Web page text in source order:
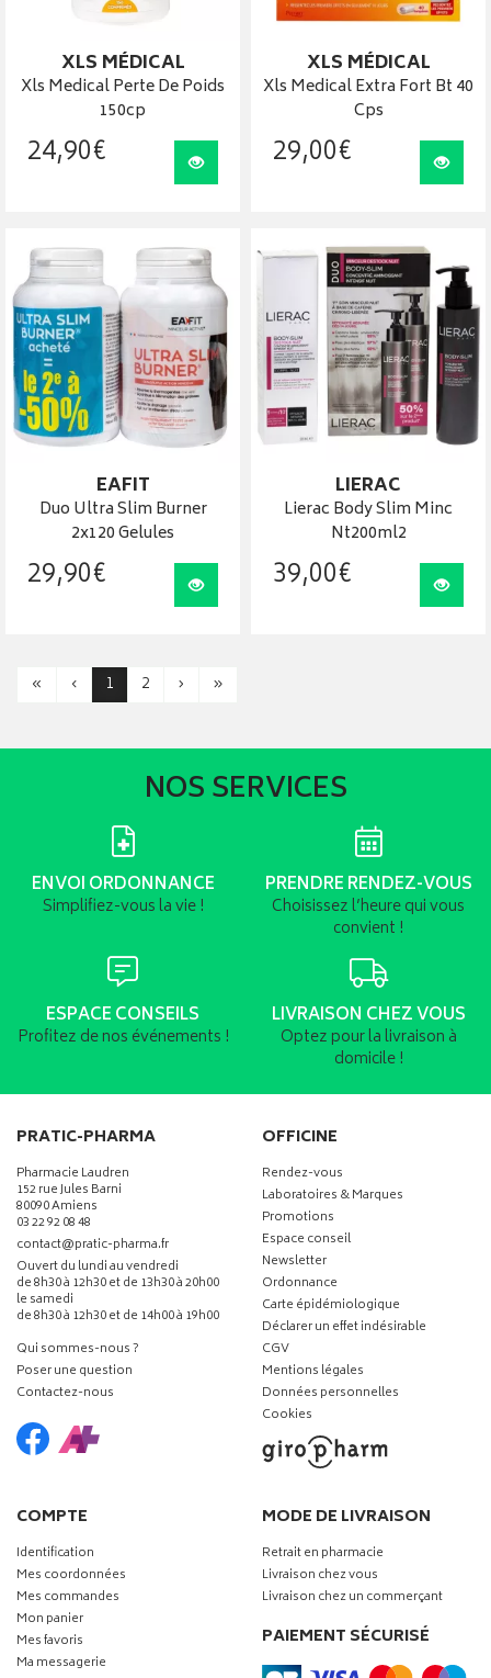
XLS MÉDICAL
Xls Medical Perte De Poids
150cp
24,90€ Visualiser
XLS MÉDICAL
Xls Medical Extra Fort Bt 40
Cps
29,00€
EAFIT
Duo Ultra Slim Burner
2x120 Gelules
29,90€ Visualiser
LIERAC
Lierac Body Slim Minc
Nt200ml2
39,00€
« ‹ 1 2 › »
NOS SERVICES
ENVOI ORDONNANCE
Simplifiez-vous la vie !
PRENDRE RENDEZ-VOUS
Choisissez l’heure qui vous
convient !
ESPACE CONSEILS
Profitez de nos événements !
LIVRAISON CHEZ VOUS
Optez pour la livraison à
domicile !
PRATIC-PHARMA
Pharmacie Laudren
152 rue Jules Barni
80090 Amiens
03 22 92 08 48
contact-
@-
pratic-pharma.fr
Ouvert du lundi au vendredi
de 8h30 à 12h30 et de 13h30 à 20h00
le samedi
de 8h30 à 12h30 et de 14h00 à 19h00
Qui sommes-nous ?
Poser une question
Contactez-nous
OFFICINE
Rendez-vous
Laboratoires & Marques
Promotions
Espace conseil
Newsletter
Ordonnance
Carte épidémiologique
Déclarer un effet indésirable
CGV
Mentions légales
Données personnelles
Cookies
COMPTE
Identification
Mes coordonnées
Mes commandes
Mon panier
Mes favoris
Ma messagerie
MODE DE LIVRAISON
Retrait en pharmacie
Livraison chez vous
Livraison chez un commerçant
PAIEMENT SÉCURISÉ